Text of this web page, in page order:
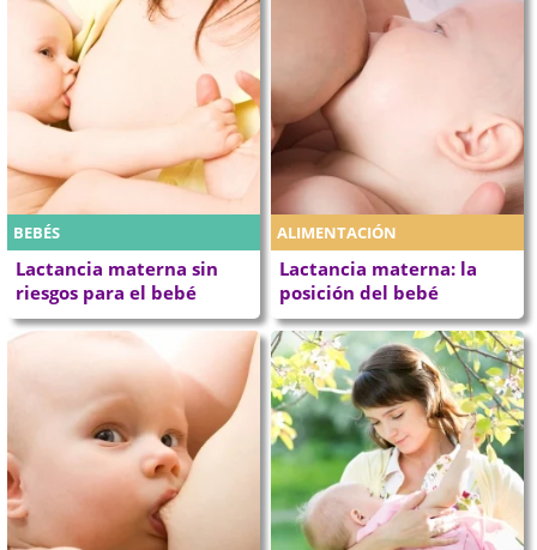
BEBÉS
Lactancia materna sin
riesgos para el bebé
ALIMENTACIÓN
Lactancia materna: la
posición del bebé